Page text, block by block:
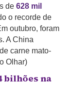
de 628 mil
o recorde de
outubro, foram
A China
carne mato-
Olhar)
bilhões na